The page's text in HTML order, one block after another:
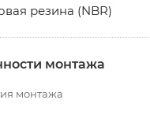
резина (NBR)
монтажа
монтажа